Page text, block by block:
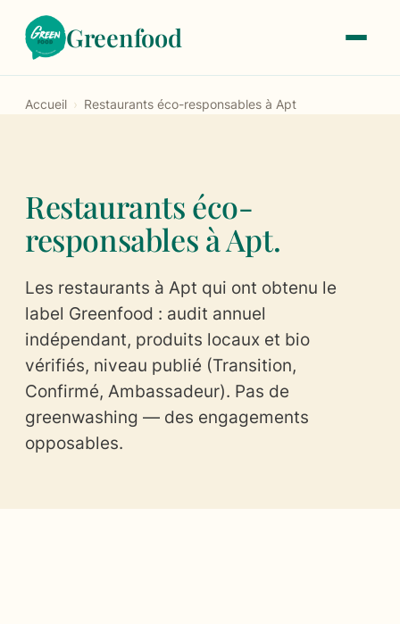
Greenfood
Le label
Notre histoire
Les critères de labellisation
Les tarifs
Trouver un restaurant
Devenir labellisé
Ils parlent de nous
Accueil › Restaurants éco-responsables à Apt
Restaurants éco-
responsables à Apt.
Les restaurants à Apt qui ont obtenu le
label Greenfood : audit annuel
indépendant, produits locaux et bio
vérifiés, niveau publié (Transition,
Confirmé, Ambassadeur). Pas de
greenwashing — des engagements
opposables.